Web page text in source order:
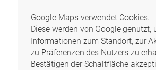
Google Maps verwendet Cookies.
Diese werden von Google genutzt,
Informationen zum Standort, zur
zu Präferenzen des Nutzers zu
Bestätigen der Schaltfläche